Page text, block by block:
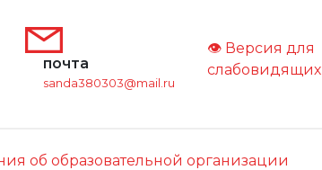
почта
sanda380303@mail.ru
👁 Версия для
слабовидящих
об образовательной организации